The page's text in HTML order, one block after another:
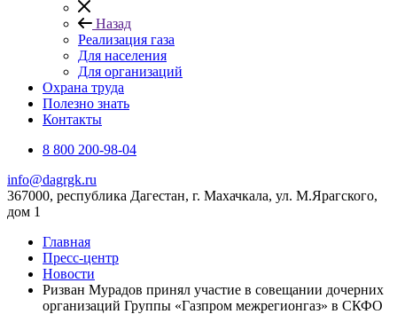
Назад
Реализация газа
Для населения
Для организаций
Охрана труда
Полезно знать
Контакты
8 800 200-98-04
info@dagrgk.ru
367000, республика Дагестан, г. Махачкала, ул. М.Ярагского,
дом 1
Главная
Пресс-центр
Новости
Ризван Мурадов принял участие в совещании дочерних
организаций Группы «Газпром межрегионгаз» в СКФО